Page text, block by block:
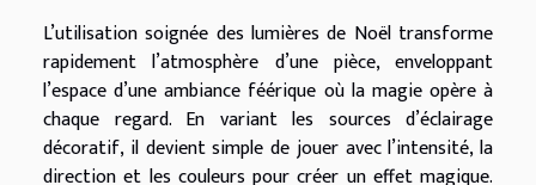
L’utilisation soignée des lumières de Noël transforme
rapidement l’atmosphère d’une pièce, enveloppant
l’espace d’une ambiance féérique où la magie opère à
chaque regard. En variant les sources d’éclairage
décoratif, il devient simple de jouer avec l’intensité, la
direction et les couleurs pour créer un effet magique.